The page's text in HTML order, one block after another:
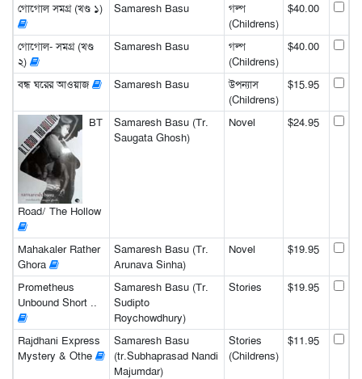
গোগোল সমগ্র (খণ্ড ১) Samaresh Basu
গল্প
(Childrens)
$40.00
গোগোল- সমগ্র (খণ্ড
২)
Samaresh Basu
গল্প
(Childrens)
$40.00
বন্ধ ঘরের আওয়াজ Samaresh Basu
উপন্যাস
(Childrens)
$15.95
BT
Road/ The Hollow
Samaresh Basu (Tr.
Saugata Ghosh)
Novel $24.95
Mahakaler Rather
Ghora
Samaresh Basu (Tr.
Arunava Sinha)
Novel $19.95
Prometheus
Unbound Short ..
Samaresh Basu (Tr.
Sudipto
Roychowdhury)
Stories $19.95
Rajdhani Express
Mystery & Othe
Samaresh Basu
(tr.Subhaprasad Nandi
Majumdar)
Stories
(Childrens)
$11.95